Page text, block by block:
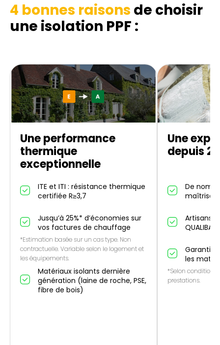
4 bonnes raisons de choisir
une isolation PPF :
Une performance
thermique
exceptionnelle
ITE et ITI : résistance thermique
certifiée R≥3,7
Jusqu’à 25%* d’économies sur
vos factures de chauffage
*Estimation basée sur un cas type. Non
contractuelle. Variable selon le logement et
les équipements.
Matériaux isolants dernière
génération (laine de roche, PSE,
fibre de bois)
Une
depuis
De
maîtrise
Artisans
QUALIBAT
Garantie
les
*Selon conditions
prestations.